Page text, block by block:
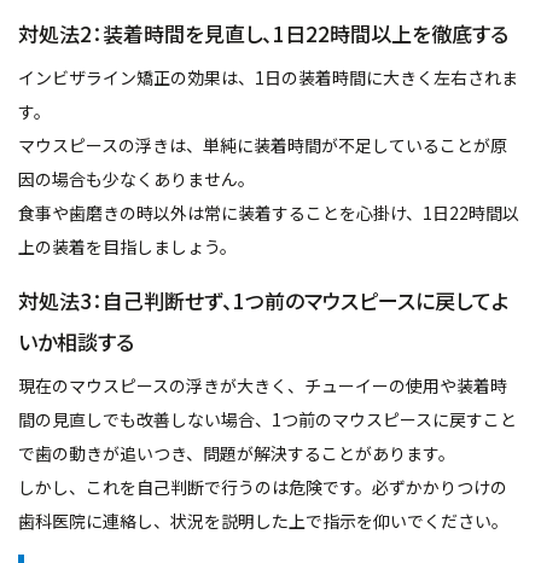
対処法2：装着時間を見直し、1日22時間以上を徹底する
インビザライン矯正の効果は、1日の装着時間に大きく左右されま
す。
マウスピースの浮きは、単純に装着時間が不足していることが原
因の場合も少なくありません。
食事や歯磨きの時以外は常に装着することを心掛け、1日22時間以
上の装着を目指しましょう。
対処法3：自己判断せず、1つ前のマウスピースに戻してよ
いか相談する
現在のマウスピースの浮きが大きく、チューイーの使用や装着時
間の見直しでも改善しない場合、1つ前のマウスピースに戻すこと
で歯の動きが追いつき、問題が解決することがあります。
しかし、これを自己判断で行うのは危険です。必ずかかりつけの
歯科医院に連絡し、状況を説明した上で指示を仰いでください。